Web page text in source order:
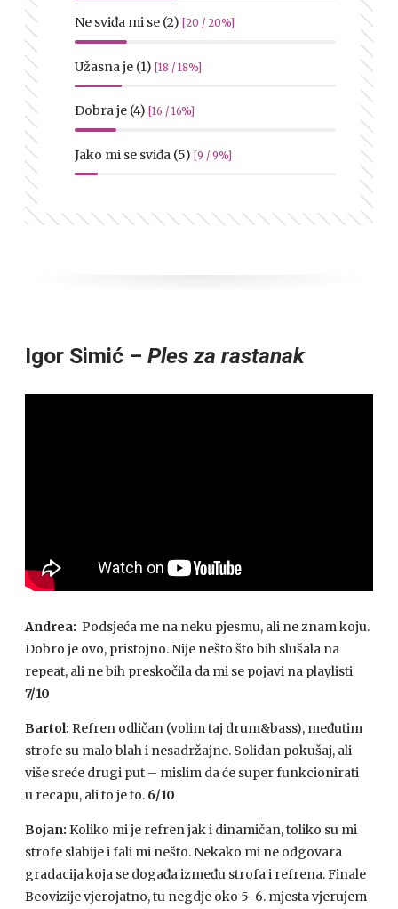
Ne sviđa mi se (2) [20 / 20%]
Užasna je (1) [18 / 18%]
Dobra je (4) [16 / 16%]
Jako mi se sviđa (5) [9 / 9%]
Igor Simić – Ples za rastanak
Andrea: Podsjeća me na neku pjesmu, ali ne znam koju.
Dobro je ovo, pristojno. Nije nešto što bih slušala na
repeat, ali ne bih preskočila da mi se pojavi na playlisti
7/10
Bartol: Refren odličan (volim taj drum&bass), međutim
strofe su malo blah i nesadržajne. Solidan pokušaj, ali
više sreće drugi put – mislim da će super funkcionirati
u recapu, ali to je to. 6/10
Bojan: Koliko mi je refren jak i dinamičan, toliko su mi
strofe slabije i fali mi nešto. Nekako mi ne odgovara
gradacija koja se događa između strofa i refrena. Finale
Beovizije vjerojatno, tu negdje oko 5-6. mjesta vjerujem